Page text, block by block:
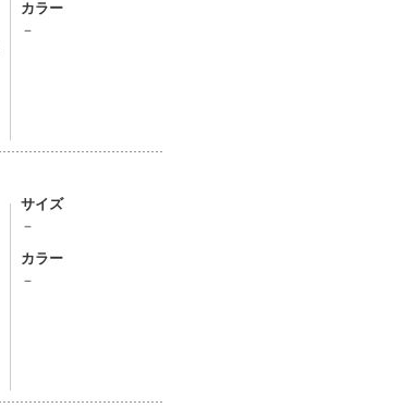
カラー
－
サイズ
－
カラー
－